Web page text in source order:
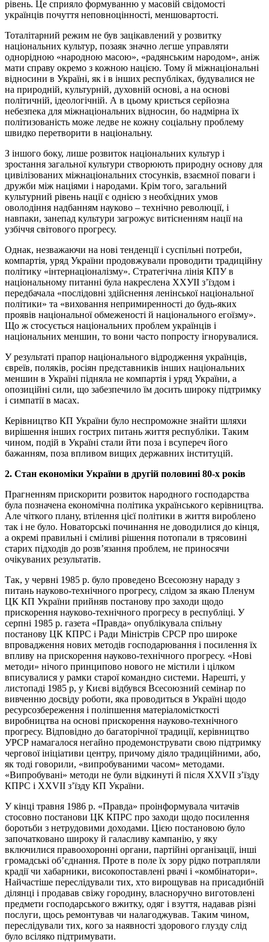
рівень. Це сприяло формуванню у масовій свідомості
українців почуття неповноцінності, меншовартості.
Тоталітарний режим не був зацікавлений у розвитку
національних культур, позаяк значно легше управляти
однорідною «народною масою», «радянським народом», аніж
мати справу окремо з кожною нацією. Тому й міжнаціональні
відносини в Україні, як і в інших республіках, будувалися не
на природній, культурній, духовній основі, а на основі
політичній, ідеологічній. А в цьому криється серйозна
небезпека для міжнаціональних відносин, бо надмірна їх
політизованість може ледве не кожну соціальну проблему
швидко перетворити в національну.
З іншого боку, лише розвиток національних культур і
зростання загальної культури створюють природну основу для
цивілізованих міжнаціональних стосунків, взаємної поваги і
дружби між націями і народами. Крім того, загальний
культурний рівень нації є однією з необхідних умов
оволодіння надбанням науково – технічно революції, і
навпаки, занепад культури загрожує витісненням нації на
узбіччя світового прогресу.
Однак, незважаючи на нові тенденції і суспільні потреби,
компартія, уряд України продовжували проводити традиційну
політику «інтернаціоналізму». Стратегічна лінія КПУ в
національному питанні була накреслена ХХУІІ з’їздом і
передбачала «послідовні здійснення ленінської національної
політики» та «виховання непримиренності до будь-яких
проявів національної обмеженості й національного егоїзму».
Що ж стосується національних проблем українців і
національних меншин, то вони часто попросту ігнорувалися.
У результаті прапор національного відродження українців,
євреїв, поляків, росіян представників інших національних
меншин в Україні підняла не компартія і уряд України, а
опозиційні сили, що забезпечило їм досить широку підтримку
і симпатії в масах.
Керівництво КП України було неспроможне знайти шляхи
вирішення інших гострих питань життя республіки. Таким
чином, подій в Україні стали йти поза і всупереч його
бажанням, поза впливом вищих державних інституцій.
2. Стан економіки України в другій половині 80-х років
Прагненням прискорити розвиток народного господарства
була позначена економічна політика українського керівництва.
Але чіткого плану, втілення цієї політики в життя вироблено
так і не було. Новаторські починання не доводилися до кінця,
а окремі правильні і сміливі рішення потопали в трясовині
старих підходів до розв’язання проблем, не приносячи
очікуваних результатів.
Так, у червні 1985 р. було проведено Всесоюзну нараду з
питань науково-технічного прогресу, слідом за якаю Пленум
ЦК КП України прийняв постанову про заходи щодо
прискорення науково-технічного прогресу в республіці. У
серпні 1985 р. газета «Правда» опублікувала спільну
постанову ЦК КПРС і Ради Міністрів СРСР про широке
впровадження нових методів господарювання і посилення їх
впливу на прискорення науково-технічного прогресу. «Нові
методи» нічого принципово нового не містили і цілком
вписувалися у рамки старої командно системи. Нарешті, у
листопаді 1985 р, у Києві відбувся Всесоюзний семінар по
вивченню досвіду роботи, яка проводиться в Україні щодо
ресурсозбереження і поліпшення матеріаломісткості
виробництва на основі прискорення науково-технічного
прогресу. Відповідно до багаторічної традиції, керівництво
УРСР намагалося негайно продемонструвати свою підтримку
чергової ініціативи центру, причому діяло традиційними, або,
як тоді говорили, «випробуваними часом» методами.
«Випробувані» методи не були відкинуті й після ХХVІІ з’їзду
КПРС і ХХVІІ з’їзду КП України.
У кінці травня 1986 р. «Правда» проінформувала читачів
стосовно постанови ЦК КПРС про заходи щодо посилення
боротьби з нетрудовими доходами. Цією постановою було
започатковано широку й галасливу кампанію, у яку
включилися правоохоронні органи, партійні організації, інші
громадські об’єднання. Проте в поле їх зору рідко потрапляли
крадії чи хабарники, високопоставлені рвачі і «комбінатори».
Найчастіше переслідували тих, хто вирощував на присадибній
ділянці і продавав свіжу городину, власноручно виготовлені
предмети господарського вжитку, одяг і взуття, надавав різні
послуги, щось ремонтував чи налагоджував. Таким чином,
переслідували тих, кого за наявності здорового глузду слід
було всіляко підтримувати.